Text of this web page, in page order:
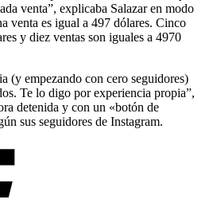
venta”, explicaba Salazar en modo
venta es igual a 497 dólares. Cinco
y diez ventas son iguales a 4970
(y empezando con cero seguidores)
Te lo digo por experiencia propia”,
detenida y con un «botón de
sus seguidores de Instagram.